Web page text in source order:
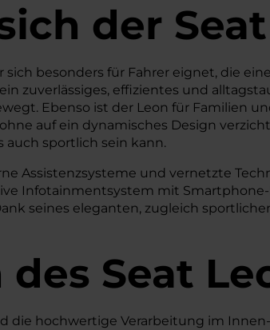
der
besonders für Fahrer eignet, die
zuverlässiges, effizientes und
Ebenso ist der Leon für Familien
auf ein dynamisches Design
auch sportlich sein kann.
Assistenzsysteme und vernetzte
Infotainmentsystem mit
seines eleganten, zugleich
des Seat
die hochwertige Verarbeitung im